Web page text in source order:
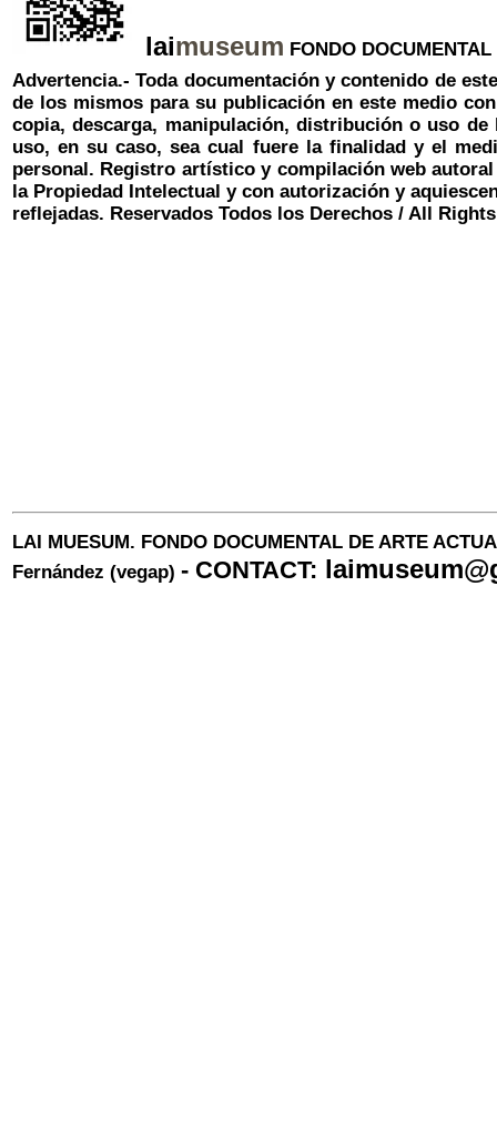
laimuseum FONDO
Advertencia.- Toda documentación y contenido de
de los mismos para su publicación en este medio
copia, descarga, manipulación, distribución o uso
uso, en su caso, sea cual fuere la finalidad y el
personal. Registro artístico y compilación web
la Propiedad Intelectual y con autorización y
reflejadas. Reservados Todos los Derechos / All
LAI MUESUM. FONDO DOCUMENTAL DE ARTE
Fernández (vegap) - CONTACT: